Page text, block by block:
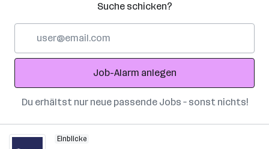
Suche schicken?
Adresse
Job-Alarm anlegen
Du erhältst nur neue passende Jobs – sonst nichts!
Einblicke